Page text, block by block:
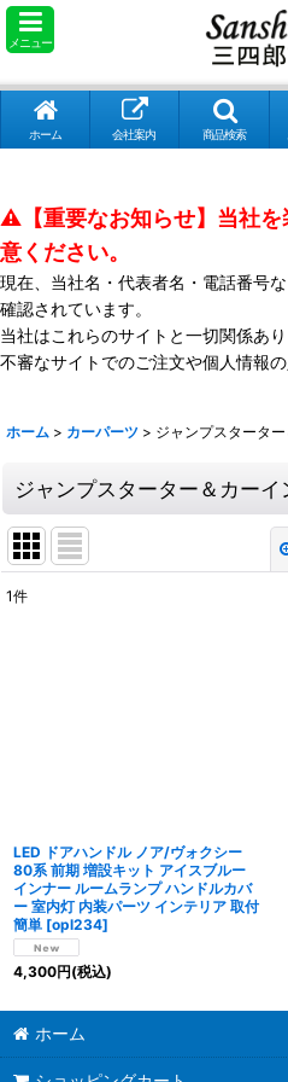
メニュー
ホーム 会社案内 商品検索
⚠️【重要なお知らせ】当社を
意ください。
現在、当社名・代表者名・電話番号
確認されています。
当社はこれらのサイトと一切関係あり
不審なサイトでのご注文や個人情報
ホーム > カーパーツ > ジャンプスタータ
ジャンプスターター＆カーイ
1件
LED ドアハンドル ノア/ヴォクシー
80系 前期 増設キット アイスブルー
インナー ルームランプ ハンドルカバ
ー 室内灯 内装パーツ インテリア 取付
簡単 [opl234]
4,300円(税込)
ホーム